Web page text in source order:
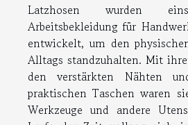
Latzhosen wurden
Arbeitsbekleidung für
entwickelt, um den
Alltags standzuhalten. Mit
den verstärkten Nähten
praktischen Taschen waren
Werkzeuge und andere